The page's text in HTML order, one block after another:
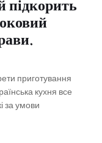
підкорить
приготування
кухня все
за умови